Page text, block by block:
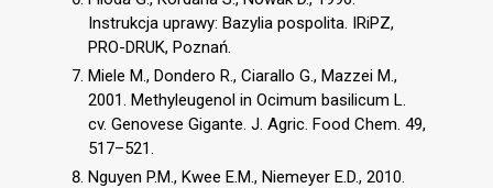
Instrukcja uprawy: Bazylia pospolita. IRiPZ,
PRO-DRUK, Poznań.
Miele M., Dondero R., Ciarallo G., Mazzei M.,
2001. Methyleugenol in Ocimum basilicum L.
cv. Genovese Gigante. J. Agric. Food Chem. 49,
517–521.
Nguyen P.M., Kwee E.M., Niemeyer E.D., 2010.